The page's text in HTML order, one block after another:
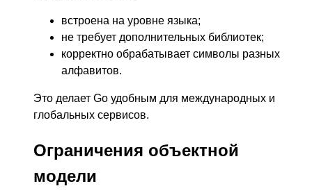
встроена на уровне языка;
не требует дополнительных библиотек;
корректно обрабатывает символы разных
алфавитов.
Это делает Go удобным для международных и
глобальных сервисов.
Ограничения объектной
модели